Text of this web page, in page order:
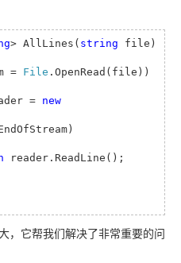
> AllLines( string file)
= File .OpenRead(file))
=
reader.ReadLine();
，它帮我们解决了非常重要的问